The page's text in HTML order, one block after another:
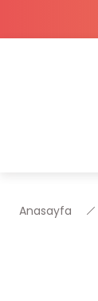
Anasayfa